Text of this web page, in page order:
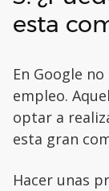
esta
En Google
empleo.
optar a
esta gran
Hacer unas